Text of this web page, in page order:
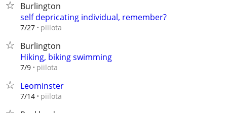
Burlington
self depricating individual, remember?
7/27 piilota
Burlington
Hiking, biking swimming
7/9 piilota
Leominster
7/14 piilota